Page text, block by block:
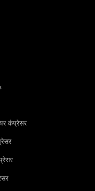
कंप्रेसर